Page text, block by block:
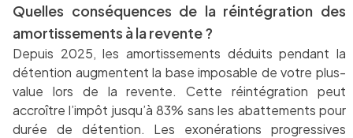
Quelles conséquences de la réintégration des
amortissements à la revente ?
Depuis 2025, les amortissements déduits pendant la
détention augmentent la base imposable de votre plus-
value lors de la revente. Cette réintégration peut
accroître l’impôt jusqu’à 83% sans les abattements pour
durée de détention. Les exonérations progressives